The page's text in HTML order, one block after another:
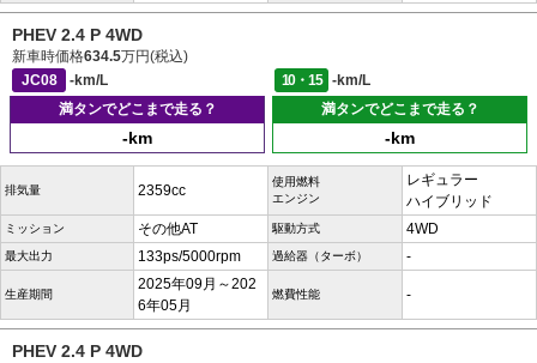
PHEV 2.4 P 4WD
新車時価格634.5万円(税込)
JC08
-km/L 10・15
-km/L
満タンでどこまで走る？
-km
満タンでどこまで走る？
-km
排気量 2359cc
使用燃料
エンジン
レギュラー
ハイブリッド
ミッション その他AT 駆動方式 4WD
最大出力 133ps/5000rpm 過給器（ターボ） -
生産期間
2025年09月～202
6年05月
燃費性能 -
PHEV 2.4 P 4WD